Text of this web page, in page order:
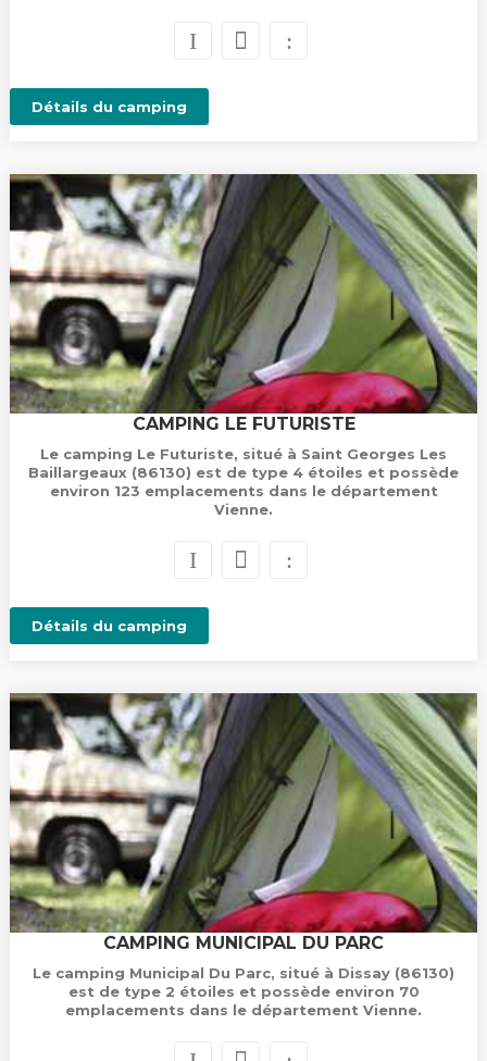
Détails du camping
CAMPING LE FUTURISTE
Le camping Le Futuriste, situé à Saint Georges Les
Baillargeaux (86130) est de type 4 étoiles et possède
environ 123 emplacements dans le département
Vienne.
Détails du camping
CAMPING MUNICIPAL DU PARC
Le camping Municipal Du Parc, situé à Dissay (86130)
est de type 2 étoiles et possède environ 70
emplacements dans le département Vienne.